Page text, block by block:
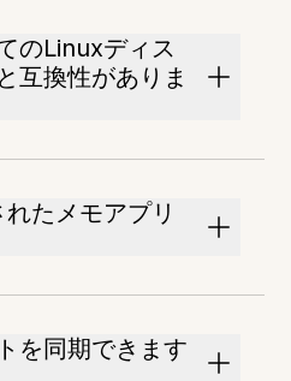
のLinuxディス
互換性がありま
たメモアプリ
を同期できます